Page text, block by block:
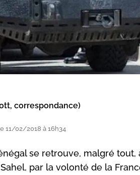
correspondance)
11/02/2018 à 16h34
se retrouve, malgré
par la volonté de la